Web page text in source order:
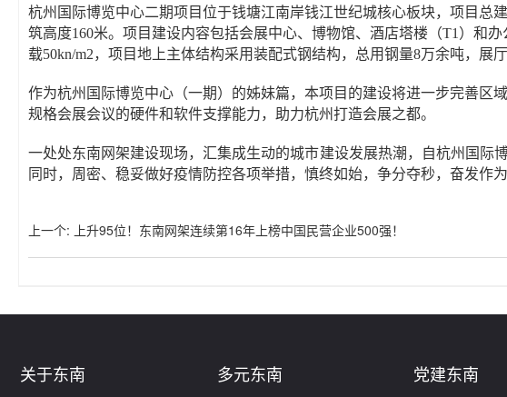
杭州国际博览中心二期项目位于钱塘江南岸钱江世纪城核心板块，项目总
筑高度160米。项目建设内容包括会展中心、博物馆、酒店塔楼（T1）和
载50kn/m2，项目地上主体结构采用装配式钢结构，总用钢量8万余吨，展
作为杭州国际博览中心（一期）的姊妹篇，本项目的建设将进一步完善区
规格会展会议的硬件和软件支撑能力，助力杭州打造会展之都。
一处处东南网架建设现场，汇集成生动的城市建设发展热潮，自杭州国
同时，周密、稳妥做好疫情防控各项举措，慎终如始，争分夺秒，奋发作
上一个: 上升95位！东南网架连续第16年上榜中国民营企业500强！
关于东南 多元东南 党建东南